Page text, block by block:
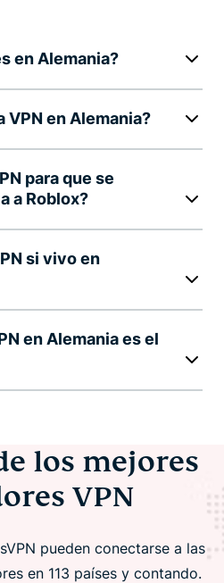
en Alemania?
VPN en Alemania?
para que se
a Roblox?
si vivo en
en Alemania es el
los mejores
VPN
pueden conectarse a las
en 113 países y contando.